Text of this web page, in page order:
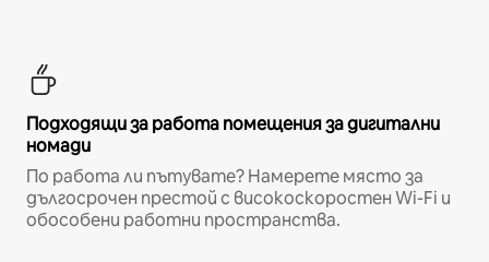
Подходящи за работа помещения за дигитални
номади
По работа ли пътувате? Намерете място за
дългосрочен престой с високоскоростен Wi-Fi и
обособени работни пространства.